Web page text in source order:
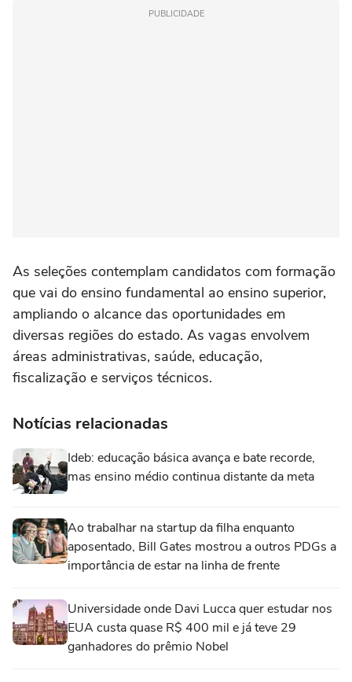
PUBLICIDADE
As seleções contemplam candidatos com formação
que vai do ensino fundamental ao ensino superior,
ampliando o alcance das oportunidades em
diversas regiões do estado. As vagas envolvem
áreas administrativas, saúde, educação,
fiscalização e serviços técnicos.
Notícias relacionadas
Ideb: educação básica avança e bate recorde,
mas ensino médio continua distante da meta
Ao trabalhar na startup da filha enquanto
aposentado, Bill Gates mostrou a outros PDGs a
importância de estar na linha de frente
Universidade onde Davi Lucca quer estudar nos
EUA custa quase R$ 400 mil e já teve 29
ganhadores do prêmio Nobel